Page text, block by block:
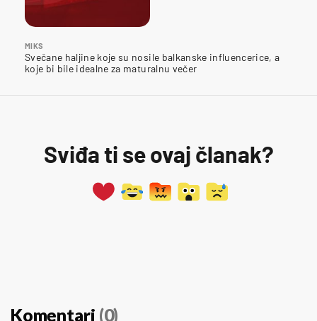
MIKS
Svečane haljine koje su nosile balkanske influencerice, a
koje bi bile idealne za maturalnu večer
Sviđa ti se ovaj članak?
Komentari (0)